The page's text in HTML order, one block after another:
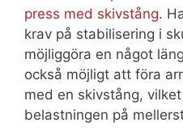
press med skivstång.
krav på stabilisering i
möjliggöra en något
också möjligt att föra
med en skivstång,
belastningen på